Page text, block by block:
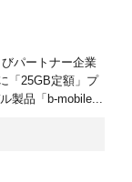
パートナー企業
「25GB定額」プ
製品「b-mobile...